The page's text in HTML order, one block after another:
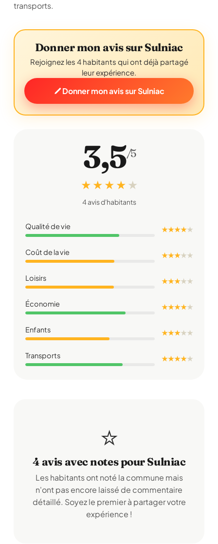
transports.
Donner mon avis sur Sulniac
Rejoignez les 4 habitants qui ont déjà partagé
leur expérience.
Donner mon avis sur Sulniac
3,5/5
★ ★ ★ ★ ★
4 avis d'habitants
Qualité de vie ★ ★ ★ ★★
Coût de la vie ★ ★ ★★★
Loisirs ★ ★ ★★★
Économie ★ ★ ★ ★★
Enfants ★ ★ ★★★
Transports ★ ★ ★ ★★
⭐
4 avis avec notes pour Sulniac
Les habitants ont noté la commune mais
n'ont pas encore laissé de commentaire
détaillé. Soyez le premier à partager votre
expérience !